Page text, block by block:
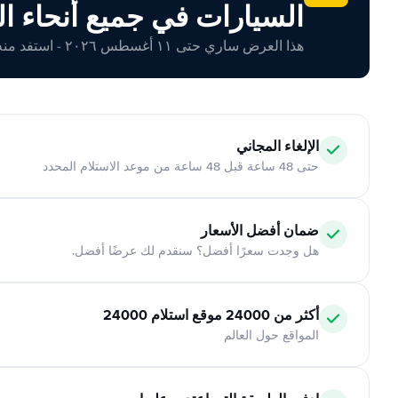
السيارات في جميع أنحاء
هذا العرض ساري حتى ١١ أغسطس ٢٠٢٦ - استفد منه اليوم!
الإلغاء المجاني
حتى 48 ساعة قبل 48 ساعة من موعد الاستلام المحدد
ضمان أفضل الأسعار
هل وجدت سعرًا أفضل؟ سنقدم لك عرضًا أفضل.
أكثر من 24000 موقع استلام 24000
المواقع حول العالم